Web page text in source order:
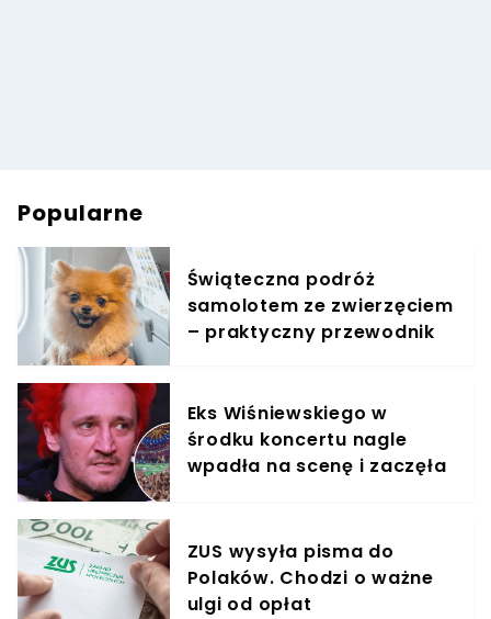
Popularne
Świąteczna podróż
samolotem ze zwierzęciem
– praktyczny przewodnik
Eks Wiśniewskiego w
środku koncertu nagle
wpadła na scenę i zaczęła
ZUS wysyła pisma do
Polaków. Chodzi o ważne
ulgi od opłat